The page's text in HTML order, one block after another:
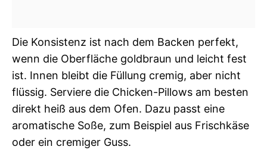
Die Konsistenz ist nach dem Backen perfekt,
wenn die Oberfläche goldbraun und leicht fest
ist. Innen bleibt die Füllung cremig, aber nicht
flüssig. Serviere die Chicken-Pillows am besten
direkt heiß aus dem Ofen. Dazu passt eine
aromatische Soße, zum Beispiel aus Frischkäse
oder ein cremiger Guss.